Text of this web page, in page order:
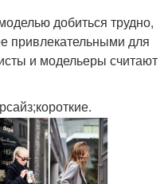
добиться трудно,
привлекательными для
и модельеры считают